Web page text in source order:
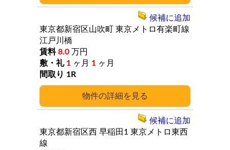
詳細
東京都新宿区山吹町 東京メトロ有楽町線
江戸川橋
8.0 万円
1 ヶ月 1 ヶ月
1R
候補に追加
東京都新宿区西 早稲田1 東京メトロ東西
線
候補に追加